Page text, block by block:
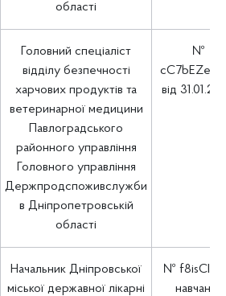
області
Головний спеціаліст
відділу безпечності
харчових продуктів та
ветеринарної медицини
Павлоградського
районного управління
Головного управління
Держпродспоживслужби
в Дніпропетровській
області
№
від
Начальник Дніпровської
міської державної лікарні
№
навчання